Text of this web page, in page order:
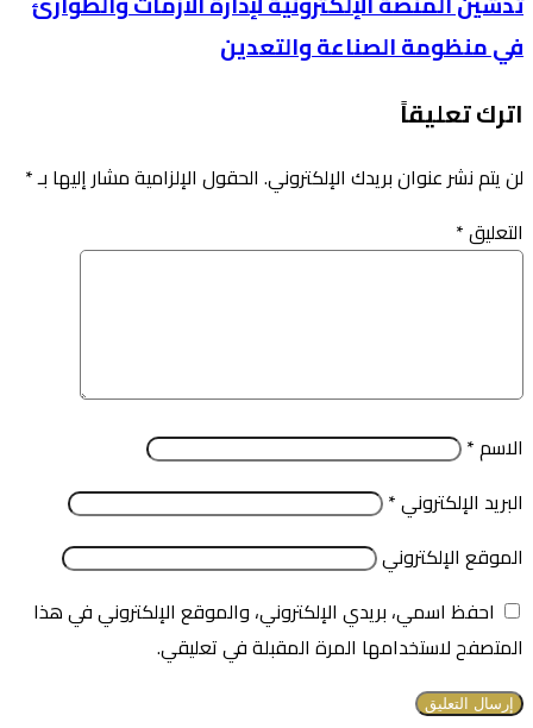
في منظومة الصناعة والتعدين
اترك تعليقاً
لن يتم نشر عنوان بريدك الإلكتروني. الحقول الإلزامية مشار إليها بـ*
التعليق*
الاسم*
البريد الإلكتروني*
الموقع الإلكتروني
احفظ اسمي، بريدي الإلكتروني، والموقع الإلكتروني في هذا
المتصفح لاستخدامها المرة المقبلة في تعليقي.